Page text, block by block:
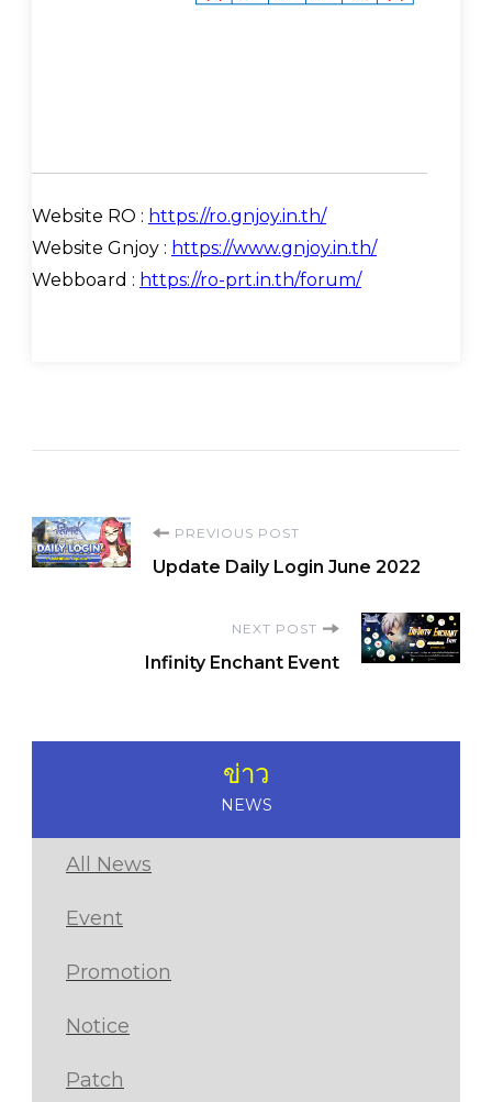
Website RO : https://ro.gnjoy.in.th/
Website Gnjoy : https://www.gnjoy.in.th/
Webboard : https://ro-prt.in.th/forum/
Post
PREVIOUS POST
Update Daily Login June 2022
NEXT POST
Infinity Enchant Event
ข่าว
NEWS
All News
Event
Promotion
Notice
Patch